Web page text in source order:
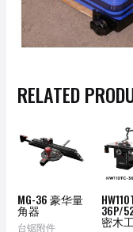
RELATED
MG-36 豪华量
角器
台锯附件
36P/
密木